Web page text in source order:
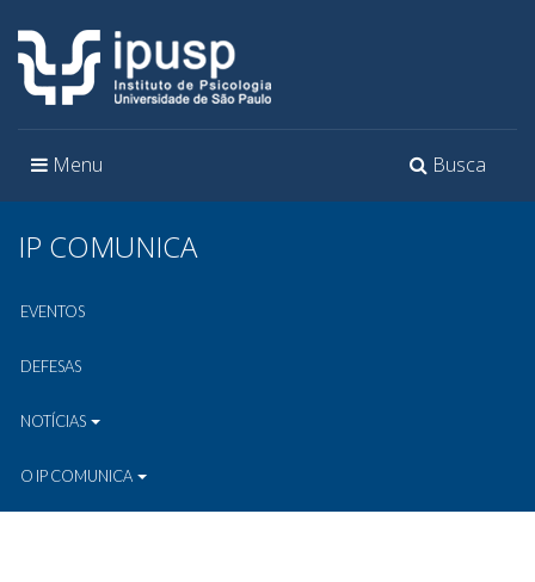
Toggle
Busca
Toggle
Menu
IP COMUNICA
EVENTOS
DEFESAS
NOTÍCIAS
O IP COMUNICA